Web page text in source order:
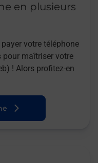
en plusieurs
votre téléphone
maîtriser votre
! Alors profitez-en